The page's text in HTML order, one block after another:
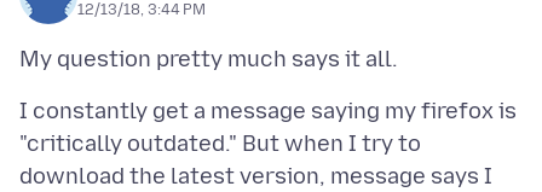
12/13/18, 3:44 PM
I constantly get a message saying my firefox is
"critically outdated." But when I try to
download the latest version, message says I